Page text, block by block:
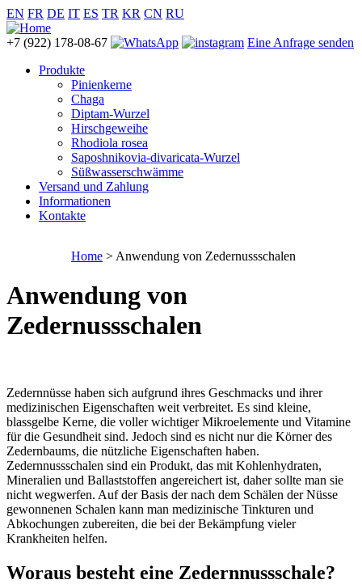
EN FR DE IT ES TR KR CN RU
+7 (922) 178-08-67
Eine Anfrage senden
Produkte
Pinienkerne
Chaga
Diptam-Wurzel
Hirschgeweihe
Rhodiola rosea
Saposhnikovia-divaricata-Wurzel
Süßwasserschwämme
Versand und Zahlung
Informationen
Kontakte
Home > Anwendung von Zedernussschalen
Anwendung von
Zedernussschalen
Zedernnüsse haben sich aufgrund ihres Geschmacks und ihrer
medizinischen Eigenschaften weit verbreitet. Es sind kleine,
blassgelbe Kerne, die voller wichtiger Mikroelemente und Vitamine
für die Gesundheit sind. Jedoch sind es nicht nur die Körner des
Zedernbaums, die nützliche Eigenschaften haben.
Zedernnussschalen sind ein Produkt, das mit Kohlenhydraten,
Mineralien und Ballaststoffen angereichert ist, daher sollte man sie
nicht wegwerfen. Auf der Basis der nach dem Schälen der Nüsse
gewonnenen Schalen kann man medizinische Tinkturen und
Abkochungen zubereiten, die bei der Bekämpfung vieler
Krankheiten helfen.
Woraus besteht eine Zedernnussschale?